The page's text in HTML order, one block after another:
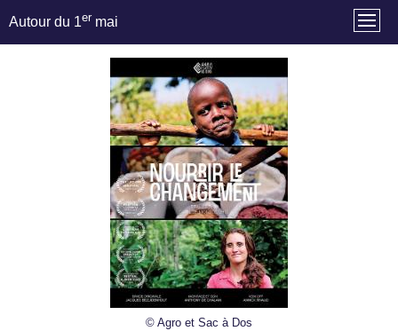
Autour du 1er mai
© Agro et Sac à Dos